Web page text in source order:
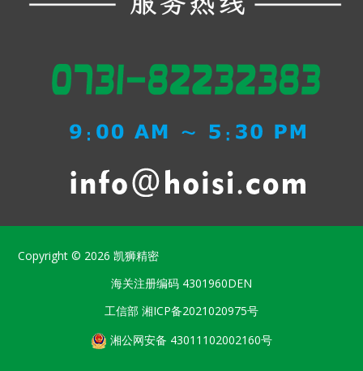
Copyright © 2026凯狮精密
海关注册编码 4301960DEN
工信部 湘ICP备2021020975号
湘公网安备 43011102002160号